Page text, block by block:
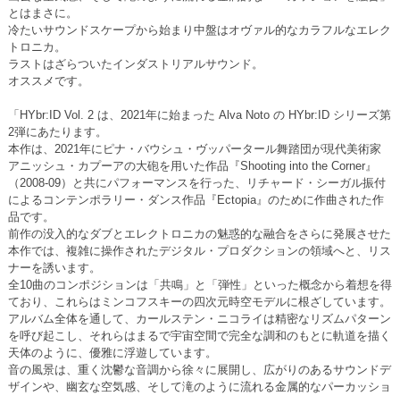
とはまさに。
冷たいサウンドスケープから始まり中盤はオヴァル的なカラフルなエレク
トロニカ。
ラストはざらついたインダストリアルサウンド。
オススメです。
「HYbr:ID Vol. 2 は、2021年に始まった Alva Noto の HYbr:ID シリーズ第
2弾にあたります。
本作は、2021年にピナ・バウシュ・ヴッパータール舞踏団が現代美術家
アニッシュ・カプーアの大砲を用いた作品『Shooting into the Corner』
（2008-09）と共にパフォーマンスを行った、リチャード・シーガル振付
によるコンテンポラリー・ダンス作品『Ectopia』のために作曲された作
品です。
前作の没入的なダブとエレクトロニカの魅惑的な融合をさらに発展させた
本作では、複雑に操作されたデジタル・プロダクションの領域へと、リス
ナーを誘います。
全10曲のコンポジションは「共鳴」と「弾性」といった概念から着想を得
ており、これらはミンコフスキーの四次元時空モデルに根ざしています。
アルバム全体を通して、カールステン・ニコライは精密なリズムパターン
を呼び起こし、それらはまるで宇宙空間で完全な調和のもとに軌道を描く
天体のように、優雅に浮遊しています。
音の風景は、重く沈鬱な音調から徐々に展開し、広がりのあるサウンドデ
ザインや、幽玄な空気感、そして滝のように流れる金属的なパーカッショ